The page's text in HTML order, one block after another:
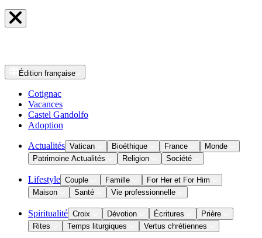
Édition française
Cotignac
Vacances
Castel Gandolfo
Adoption
Actualités Vatican Bioéthique France
Monde
Patrimoine Actualités
Religion Société
Lifestyle Couple Famille
For Her et For Him
Maison
Santé Vie professionnelle
Spiritualité Croix Dévotion Écritures
Prière
Rites
Temps liturgiques Vertus chrétiennes